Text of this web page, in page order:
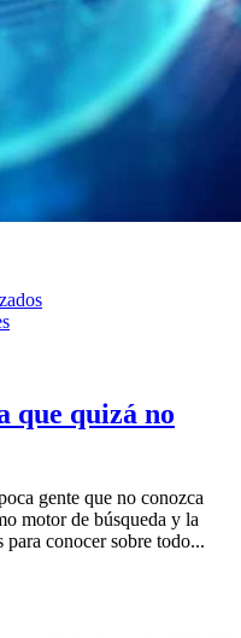
que quizá no
gente que no conozca
motor de búsqueda y la
conocer sobre todo...